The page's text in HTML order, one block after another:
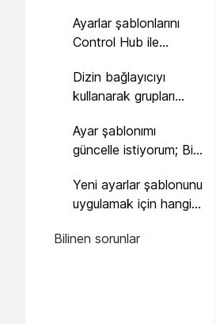
uygulamalar nelerdir?
Ayarlar şablonlarını
Control Hub ile
uygulayabilir miyim?
Dizin bağlayıcıyı
kullanarak grupları
değilim. Grup oluştur
hangi yöntemleri
Ayar şablonımı
güncelle istiyorum; Bir
değişikliklerini neden
göremiyorum?
Yeni ayarlar şablonunu
uygulamak için hangi
kullanmam gerekir?
Bilinen sorunlar